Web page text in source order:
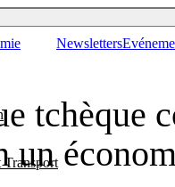
Transport
Newsletters
tchèque
un